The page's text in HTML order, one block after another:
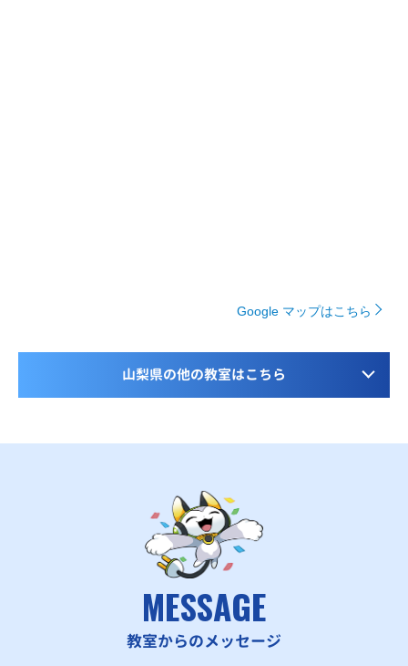
Google マップはこちら
山梨県の他の教室はこちら
MESSAGE
教室からのメッセージ